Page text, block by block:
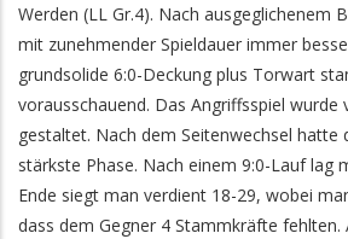
Werden (LL Gr.4). Nach ausgeglichenem
mit zunehmender Spieldauer immer
grundsolide 6:0-Deckung plus Torwart
vorausschauend. Das Angriffsspiel wurde
gestaltet. Nach dem Seitenwechsel hatte
stärkste Phase. Nach einem 9:0-Lauf lag
Ende siegt man verdient 18-29, wobei
dass dem Gegner 4 Stammkräfte fehlten.